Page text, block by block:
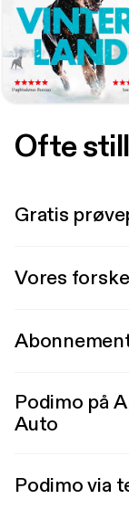
Ofte
Gratis
Vores
Podimo på
Auto
Podimo via